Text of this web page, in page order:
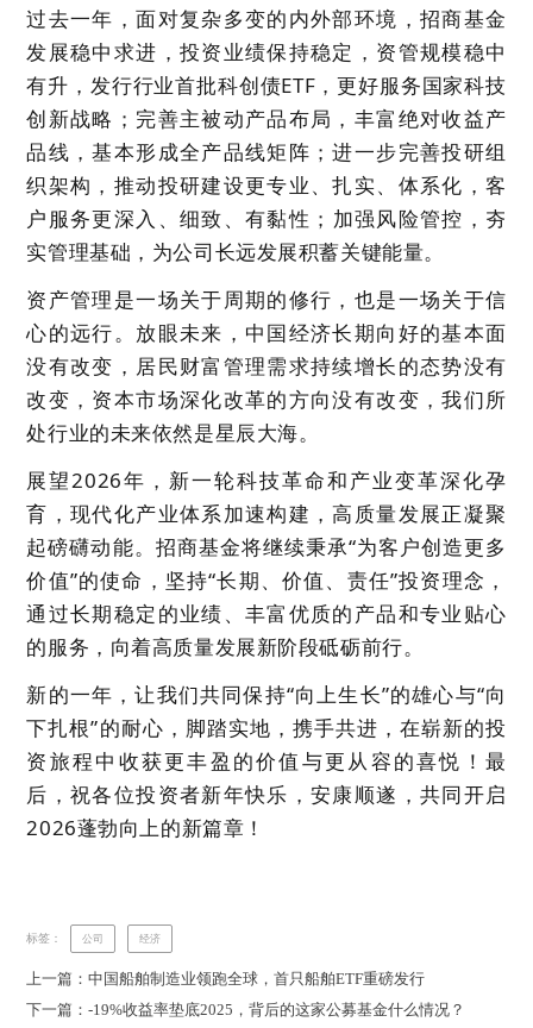
过去一年，面对复杂多变的内外部环境，招商基金
发展稳中求进，投资业绩保持稳定，资管规模稳中
有升 ， 发行行业首批科创债ETF，更好服务国家科技
创新战略；完善主被动产品布局，丰富绝对收益产
品线，基本形成全产品线矩阵；进一步完善投研组
织架构，推动投研建设更专业、扎实、 体系化，客
户服务更深入 、 细致、有黏性 ； 加强风险管控，夯
实管理基础，为公司长远发展积蓄关键能量。
资产管理是一场关于周期的修行，也是一场关于信
心的远行。放眼未来，中国经济长期向好的基本面
没有改变，居民财富管理需求持续增长的态势没有
改变，资本市场深化改革的方向没有改变，我们所
处行业的未来依然是星辰大海。
展望2026年，新一轮科技革命和产业变革深化孕
育，现代化产业体系加速构建，高质量发展正凝聚
起磅礴动能。招商基金将继续秉承“为客户创造更多
价值”的使命，坚持“长期、价值、责任”投资理念，
通过长期稳定的业绩、丰富优质的产品和专业贴心
的服务，向着高质量发展新阶段砥砺前行。
新的一年，让我们共同保持“向上生长”的雄心与“向
下扎根”的耐心，脚踏实地，携手共进， 在崭新的投
资旅程中收获更丰盈的价值与更从容的喜悦！最
后，祝各位投资者新年快乐，安康顺遂，共同开启
2026蓬勃向上的新篇章！
标签： 公司 经济
上一篇：中国船舶制造业领跑全球，首只船舶ETF重磅发行
下一篇：-19%收益率垫底2025，背后的这家公募基金什么情况？